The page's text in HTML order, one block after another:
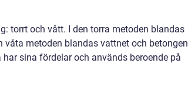
torrt och vått. I den torra metoden blandas
metoden blandas vattnet och betongen
sina fördelar och används beroende på